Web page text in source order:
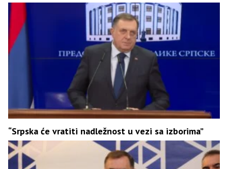
“Srpska će vratiti nadležnost u vezi sa izborima”